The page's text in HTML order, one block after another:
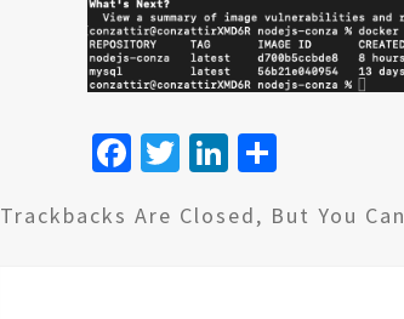
Fa
b
T
tt
Li
ke ar
Trackbacks Are Closed, But You Can